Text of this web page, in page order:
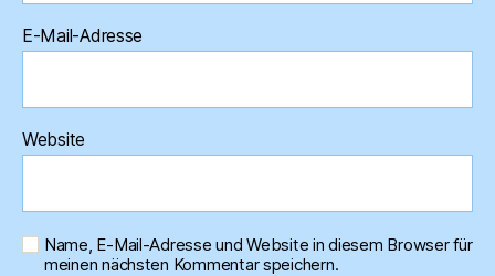
E-Mail-Adresse
Website
Name, E-Mail-Adresse und Website in diesem Browser für
meinen nächsten Kommentar speichern.